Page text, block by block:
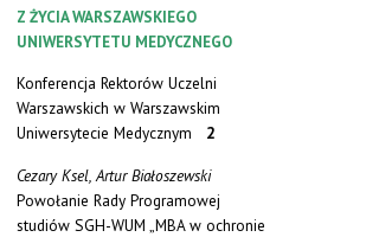
Z ŻYCIA WARSZAWSKIEGO
UNIWERSYTETU MEDYCZNEGO
Konferencja Rektorów Uczelni
Warszawskich w Warszawskim
Uniwersytecie Medycznym 2
Cezary Ksel, Artur Białoszewski
Powołanie Rady Programowej
studiów SGH-WUM „MBA w ochronie